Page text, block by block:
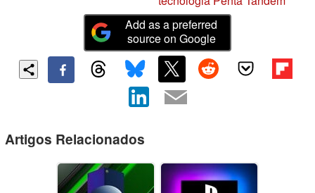
Add as a preferred
source on Google
Artigos Relacionados